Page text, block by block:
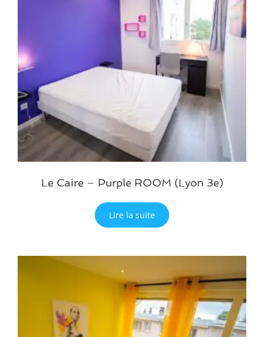
Le Caire – Purple ROOM (Lyon 3e)
Lire la suite